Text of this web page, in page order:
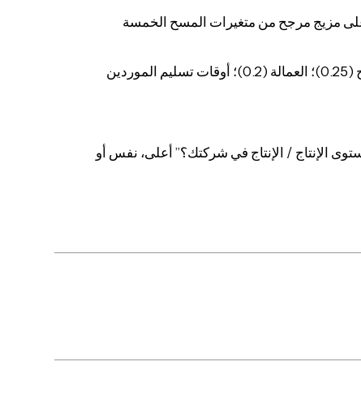
مزيج مرجح من متغيرات المسح الخمسة
(الأوزان موضحة بين قوسين): الطلبيات الجديدة (0.3)؛ الإخراج (0.25)؛ العمالة (0.2)؛ أوقات تسليم الموردين
الإنتاج / الإنتاج في شركتك؟” أعلى، نفس أو